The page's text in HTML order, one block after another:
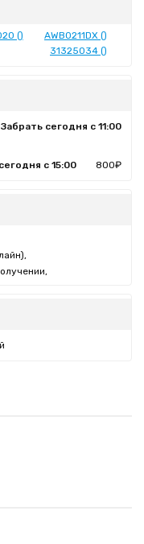
()
AWB0211DX ()
31325034 ()
Забрать сегодня с 11:00
с 15:00 800₽